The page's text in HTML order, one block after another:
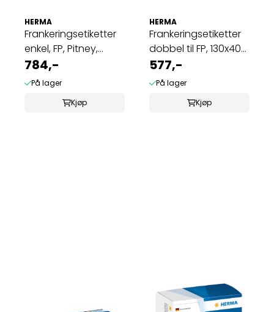
HERMA
Frankeringsetiketter
enkel, FP, Pitney,
Hasler ...
784,-
På lager
Kjøp
HERMA
Frankeringsetiketter
dobbel til FP, 130x40
(1000 ...
577,-
På lager
Kjøp